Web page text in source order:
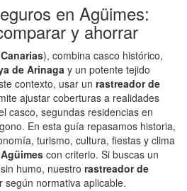
en Agüimes:
y ahorrar
Canarias), combina casco histórico,
de Arinaga y un potente tejido
contexto, usar un rastreador de
ajustar coberturas a realidades
casco, segundas residencias en
En esta guía repasamos historia,
turismo, cultura, fiestas y clima
con criterio. Si buscas un
humo, nuestro rastreador de
según normativa aplicable.